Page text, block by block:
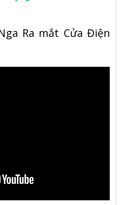
Ra mắt Cửa Điện